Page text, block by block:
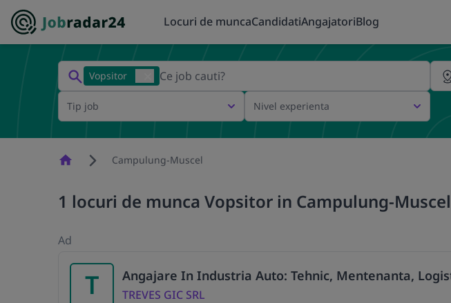
Locuri de muncaCandidatiAngajatoriBlog
Vopsitor
Tip job Nivel experienta
HomepageCampulung-Muscel
1 locuri de munca Vopsitor in Campulung-Muscel
Ad
T Angajare In Industria Auto: Tehnic, Mentenanta,
TREVES GIC SRL